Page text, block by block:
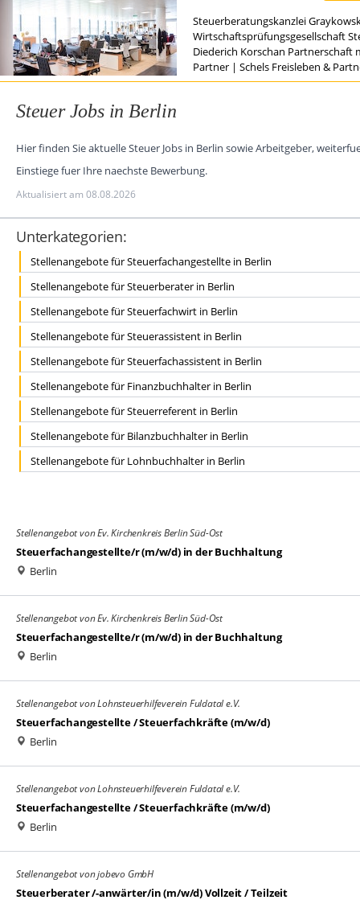
Steuerberatungskanzlei
Wirtschaftsprüfungsgesellschaft
Diederich Korschan Partnerschaft
Partner | Schels Freisleben &
Steuer Jobs in Berlin
Hier finden Sie aktuelle Steuer Jobs in Berlin sowie Arbeitgeber,
Einstiege fuer Ihre naechste Bewerbung.
Aktualisiert am 08.08.2026
Unterkategorien:
Stellenangebote für Steuerfachangestellte in Berlin
Stellenangebote für Steuerberater in Berlin
Stellenangebote für Steuerfachwirt in Berlin
Stellenangebote für Steuerassistent in Berlin
Stellenangebote für Steuerfachassistent in Berlin
Stellenangebote für Finanzbuchhalter in Berlin
Stellenangebote für Steuerreferent in Berlin
Stellenangebote für Bilanzbuchhalter in Berlin
Stellenangebote für Lohnbuchhalter in Berlin
Stellenangebot von Ev. Kirchenkreis Berlin Süd-Ost
Steuerfachangestellte/r (m/w/d) in der Buchhaltung
Berlin
Stellenangebot von Ev. Kirchenkreis Berlin Süd-Ost
Steuerfachangestellte/r (m/w/d) in der Buchhaltung
Berlin
Stellenangebot von Lohnsteuerhilfeverein Fuldatal e.V.
Steuerfachangestellte / Steuerfachkräfte (m/w/d)
Berlin
Stellenangebot von Lohnsteuerhilfeverein Fuldatal e.V.
Steuerfachangestellte / Steuerfachkräfte (m/w/d)
Berlin
Stellenangebot von jobevo GmbH
Steuerberater /-anwärter/in (m/w/d) Vollzeit / Teilzeit